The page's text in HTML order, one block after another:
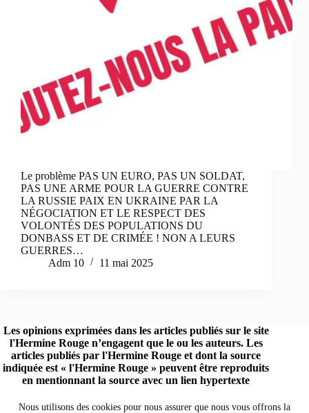
Nous utilisons des cookies pour nous assurer que nous vous offrons la
Le problème PAS UN EURO, PAS UN SOLDAT,
PAS UNE ARME POUR LA GUERRE CONTRE
LA RUSSIE PAIX EN UKRAINE PAR LA
NÉGOCIATION ET LE RESPECT DES
VOLONTÉS DES POPULATIONS DU
DONBASS ET DE CRIMÉE ! NON A LEURS
GUERRES…
Adm 10
11 mai 2025
Les opinions exprimées dans les articles publiés sur le site
l'Hermine Rouge n’engagent que le ou les auteurs. Les
articles publiés par l'Hermine Rouge et dont la source
indiquée est « l'Hermine Rouge » peuvent être reproduits
en mentionnant la source avec un lien hypertexte
Retrouvez l'Hermine Rouge sur les réseaux :